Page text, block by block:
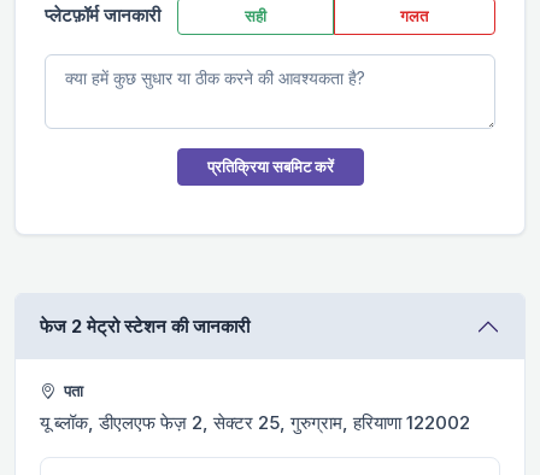
प्लेटफ़ॉर्म जानकारी सही गलत
प्रतिक्रिया सबमिट करें
फेज 2 मेट्रो स्टेशन की जानकारी
पता
यू ब्लॉक, डीएलएफ फेज़ 2, सेक्टर 25, गुरुग्राम, हरियाणा 122002